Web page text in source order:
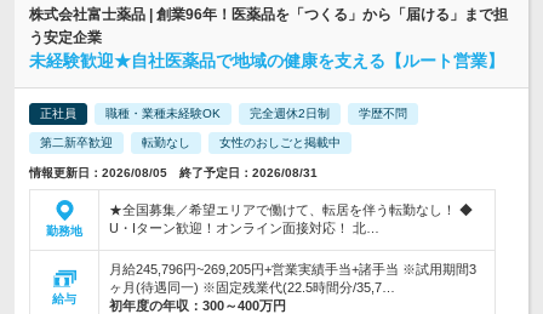
株式会社富士薬品 | 創業96年！医薬品を「つくる」から「届ける」まで担
う安定企業
未経験歓迎★自社医薬品で地域の健康を支える【ルート営業】
正社員 職種・業種未経験OK 完全週休2日制 学歴不問
第二新卒歓迎 転勤なし 女性のおしごと掲載中
情報更新日：2026/08/05 終了予定日：2026/08/31
勤務地
★全国募集／希望エリアで働けて、転居を伴う転勤なし！ ◆
U・Iターン歓迎！オンライン面接対応！ 北…
給与
月給245,796円~269,205円+営業実績手当+諸手当 ※試用期間3
ヶ月(待遇同一) ※固定残業代(22.5時間分/35,7…
初年度の年収： 300～400万円